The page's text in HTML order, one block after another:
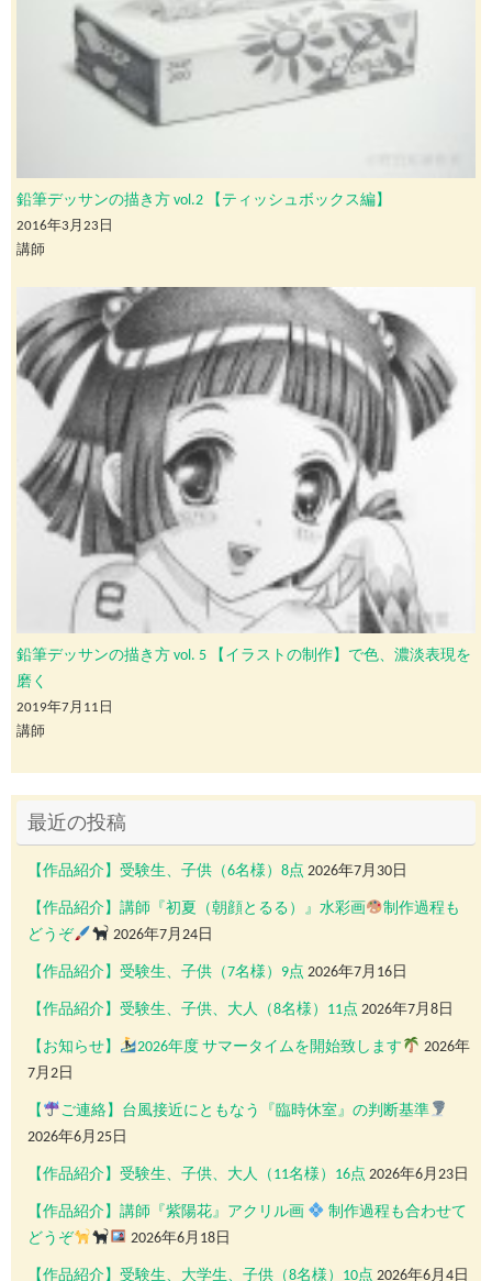
鉛筆デッサンの描き方 vol.2 【ティッシュボックス編】
2016年3月23日
講師
鉛筆デッサンの描き方 vol. 5 【イラストの制作】で色、濃淡表現を
磨く
2019年7月11日
講師
最近の投稿
【作品紹介】受験生、子供（6名様）8点 2026年7月30日
【作品紹介】講師『初夏（朝顔とるる）』水彩画
制作過程も
どうぞ
2026年7月24日
【作品紹介】受験生、子供（7名様）9点 2026年7月16日
【作品紹介】受験生、子供、大人（8名様）11点 2026年7月8日
【お知らせ】 2026年度 サマータイムを開始致します
2026年
7月2日
【
ご連絡】台風接近にともなう『臨時休室』の判断基準
2026年6月25日
【作品紹介】受験生、子供、大人（11名様）16点 2026年6月23日
【作品紹介】講師『紫陽花』アクリル画
制作過程も合わせて
どうぞ
2026年6月18日
【作品紹介】受験生、大学生、子供（8名様）10点 2026年6月4日